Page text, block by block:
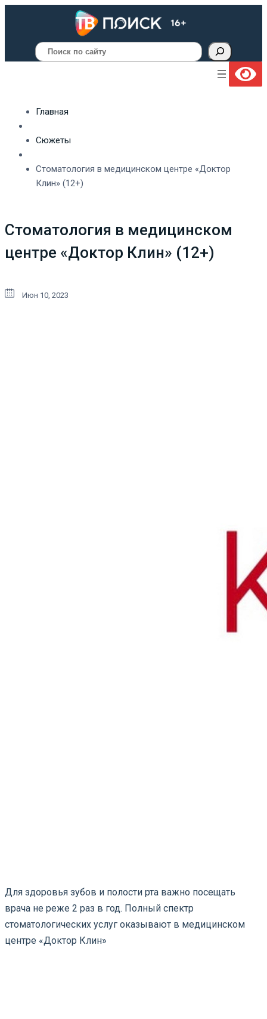
Поиск
Главная
Сюжеты
Стоматология в медицинском центре «Доктор
Клин» (12+)
Стоматология в медицинском
центре «Доктор Клин» (12+)
Июн 10, 2023
Для здоровья зубов и полости рта важно посещать
врача не реже 2 раз в год. Полный спектр
стоматологических услуг оказывают в медицинском
центре «Доктор Клин»